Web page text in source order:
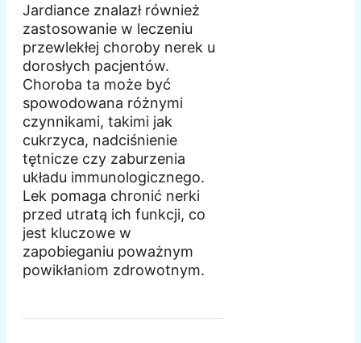
Jardiance znalazł również
zastosowanie w leczeniu
przewlekłej choroby nerek u
dorosłych pacjentów.
Choroba ta może być
spowodowana różnymi
czynnikami, takimi jak
cukrzyca, nadciśnienie
tętnicze czy zaburzenia
układu immunologicznego.
Lek pomaga chronić nerki
przed utratą ich funkcji, co
jest kluczowe w
zapobieganiu poważnym
powikłaniom zdrowotnym.